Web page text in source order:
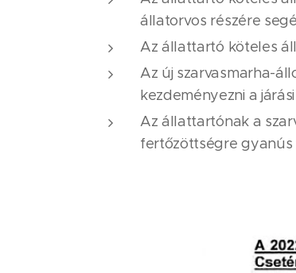
állatorvos részére
Az állattartó köteles
Az új szarvasmarha-
kezdeményezni a
Az állattartónak a
fertőzöttségre gyanús